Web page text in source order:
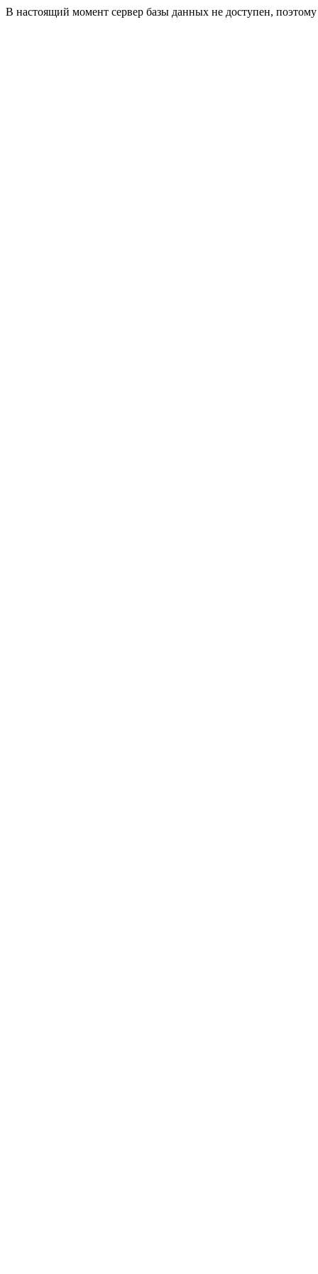
В настоящий момент сервер базы данных не доступен,